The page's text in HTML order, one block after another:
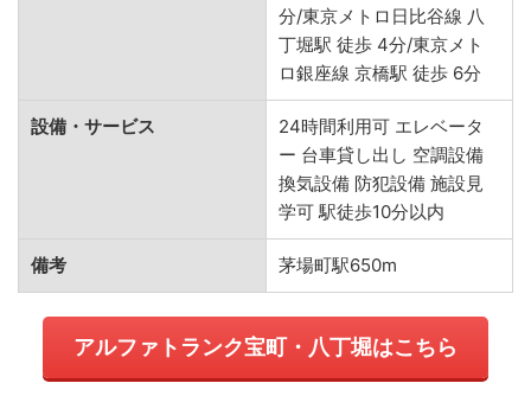
分/東京メトロ日比谷線 八
丁堀駅 徒歩 4分/東京メト
ロ銀座線 京橋駅 徒歩 6分
設備・サービス
24時間利用可 エレベータ
ー 台車貸し出し 空調設備
換気設備 防犯設備 施設見
学可 駅徒歩10分以内
備考 茅場町駅650m
アルファトランク宝町・八丁堀はこちら